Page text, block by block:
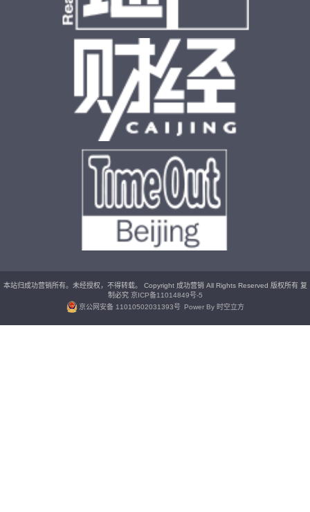
本站归成功营销所有。未经授权，不得转载。 Copyright 成功营销 All Rights Reserved 版权所有 复
制必究 京ICP备11014849号-5
京公网安备 11010502031393号 Power By 时空立方